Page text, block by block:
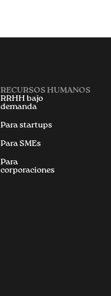
RECURSOS HUMANOS
RRHH bajo
demanda
Para startups
Para SMEs
Para
corporaciones